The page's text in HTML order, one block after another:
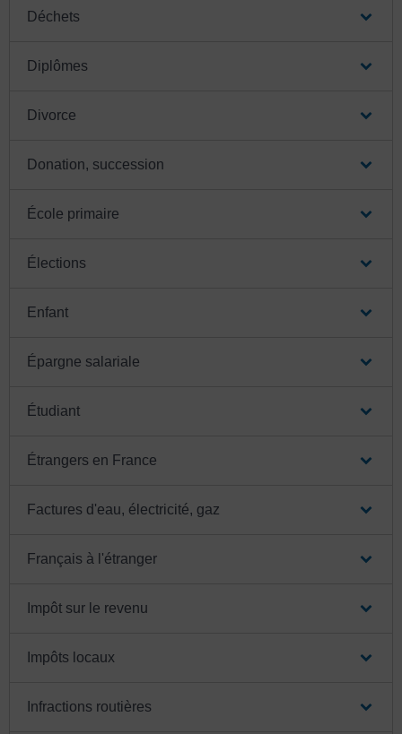
Déchets
Diplômes
Divorce
Donation, succession
École primaire
Élections
Enfant
Épargne salariale
Étudiant
Étrangers en France
Factures d'eau, électricité, gaz
Français à l'étranger
Impôt sur le revenu
Impôts locaux
Infractions routières